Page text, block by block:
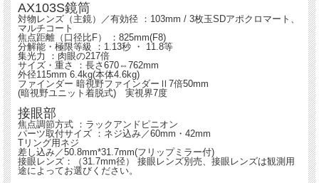
AX103S鏡筒
対物レンズ（主鏡）／有効径 ：103mm / 3枚玉SDアポクロマート、
マルチコート
焦点距離（口径比F） ：825mm(F8)
分解能・極限等級 ：1.13秒 ・ 11.8等
集光力 ：肉眼の217倍
サイズ・重さ ：長さ670⇔762mm
外径115mm 6.4kg(本体4.6kg)
ファインダー 暗視野ファインダーⅡ7倍50mm
(暗視野ユニット着脱式) 実視界7度
接眼部
焦点調節方式 ：ラックアンドピニオン
パーツ取付サイズ ：ネジ込み／60mm・42mm
Tリング用ネジ
差し込み／50.8mm*31.7mm(フリップミラー付)
接眼レンズ：（31.7mm径） 接眼レンズ別売、接眼レンズは観測用
途によってお選びください。